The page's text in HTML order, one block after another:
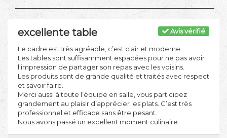
Avis vérifié
excellente table
Le cadre est très agréable, c’est clair et moderne.
Les tables sont suffisamment espacées pour ne pas avoir
l'impression de partager son repas avec les voisins.
Les produits sont de grande qualité et traités avec respect
et savoir faire.
Merci aussi à toute l’équipe en salle, vous participez
grandement au plaisir d’apprécier les plats. C’est très
professionnel et efficace sans être pesant.
Nous avons passé un excellent moment culinaire.